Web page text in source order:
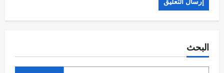
البحث